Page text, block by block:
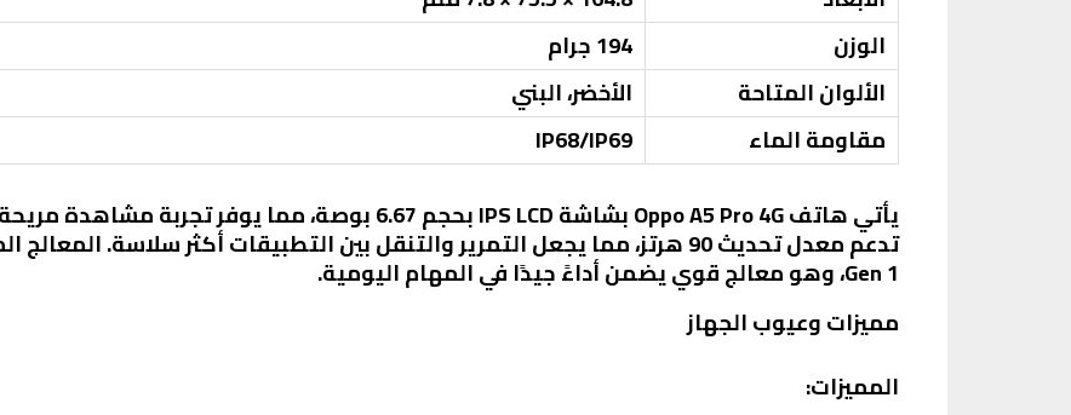
الوزن
194 جرام
الألوان المتاحة
الأخضر، البني
مقاومة الماء
IP68/IP69
Gen 1، وهو معالج قوي يضمن أداءً جيدًا في المهام اليومية.
مميزات وعيوب الجهاز
المميزات: